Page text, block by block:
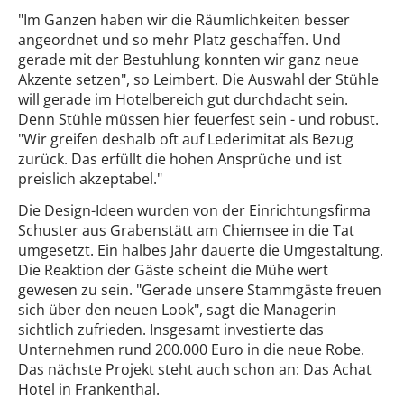
"Im Ganzen haben wir die Räumlichkeiten besser
angeordnet und so mehr Platz geschaffen. Und
gerade mit der Bestuhlung konnten wir ganz neue
Akzente setzen", so Leimbert. Die Auswahl der Stühle
will gerade im Hotelbereich gut durchdacht sein.
Denn Stühle müssen hier feuerfest sein - und robust.
"Wir greifen deshalb oft auf Lederimitat als Bezug
zurück. Das erfüllt die hohen Ansprüche und ist
preislich akzeptabel."
Die Design-Ideen wurden von der Einrichtungsfirma
Schuster aus Grabenstätt am Chiemsee in die Tat
umgesetzt. Ein halbes Jahr dauerte die Umgestaltung.
Die Reaktion der Gäste scheint die Mühe wert
gewesen zu sein. "Gerade unsere Stammgäste freuen
sich über den neuen Look", sagt die Managerin
sichtlich zufrieden. Insgesamt investierte das
Unternehmen rund 200.000 Euro in die neue Robe.
Das nächste Projekt steht auch schon an: Das Achat
Hotel in Frankenthal.